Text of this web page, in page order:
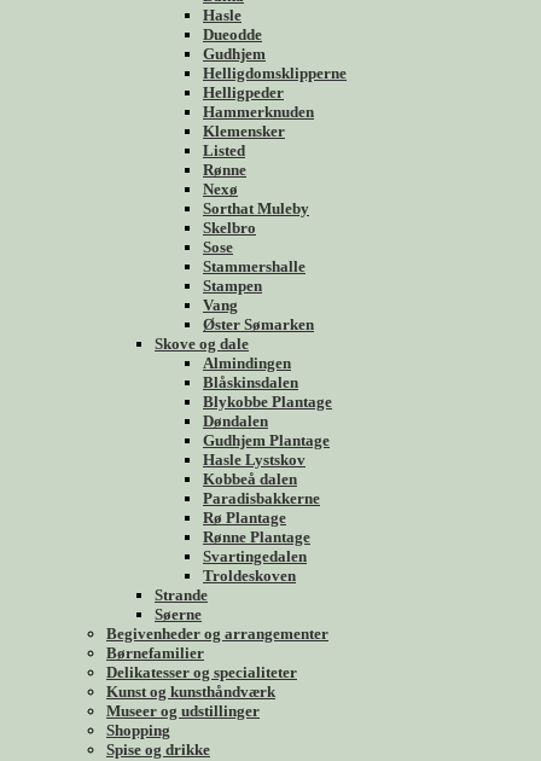
Hasle
Dueodde
Gudhjem
Helligdomsklipperne
Helligpeder
Hammerknuden
Klemensker
Listed
Rønne
Nexø
Sorthat Muleby
Skelbro
Sose
Stammershalle
Stampen
Vang
Øster Sømarken
Skove og dale
Almindingen
Blåskinsdalen
Blykobbe Plantage
Døndalen
Gudhjem Plantage
Hasle Lystskov
Kobbeå dalen
Paradisbakkerne
Rø Plantage
Rønne Plantage
Svartingedalen
Troldeskoven
Strande
Søerne
Begivenheder og arrangementer
Børnefamilier
Delikatesser og specialiteter
Kunst og kunsthåndværk
Museer og udstillinger
Shopping
Spise og drikke